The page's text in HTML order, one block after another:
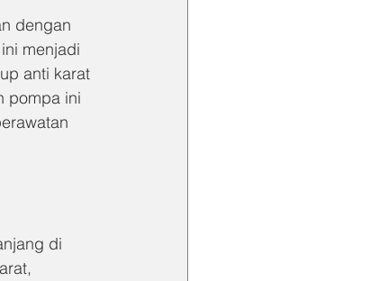
dengan
menjadi
anti karat
pompa ini
di